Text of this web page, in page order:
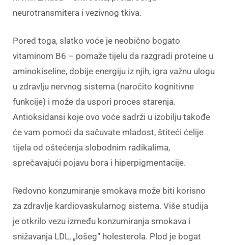
neurotransmitera i vezivnog tkiva.
Pored toga, slatko voće je neobično bogato
vitaminom B6 – pomaže tijelu da razgradi proteine u
aminokiseline, dobije energiju iz njih, igra važnu ulogu
u zdravlju nervnog sistema (naročito kognitivne
funkcije) i može da uspori proces starenja.
Antioksidansi koje ovo voće sadrži u izobilju takođe
će vam pomoći da sačuvate mladost, štiteći ćelije
tijela od oštećenja slobodnim radikalima,
sprečavajući pojavu bora i hiperpigmentacije.
Redovno konzumiranje smokava može biti korisno
za zdravlje kardiovaskularnog sistema. Više studija
je otkrilo vezu između konzumiranja smokava i
snižavanja LDL, „lošeg“ holesterola. Plod je bogat